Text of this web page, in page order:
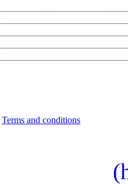
Terms and conditions